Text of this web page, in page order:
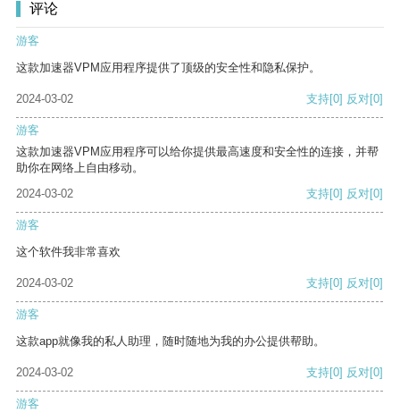
评论
游客
这款加速器VPM应用程序提供了顶级的安全性和隐私保护。
2024-03-02 支持[0] 反对[0]
游客
这款加速器VPM应用程序可以给你提供最高速度和安全性的连接，并帮
助你在网络上自由移动。
2024-03-02
支持[0] 反对[0]
游客
这个软件我非常喜欢
2024-03-02 支持[0] 反对[0]
游客
这款app就像我的私人助理，随时随地为我的办公提供帮助。
2024-03-02 支持[0] 反对[0]
游客